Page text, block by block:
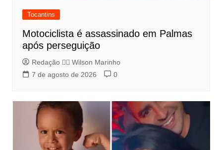
Tocantins
Motociclista é assassinado em Palmas
após perseguição
Redação 👨‍⚖️​ Wilson Marinho
7 de agosto de 2026
0